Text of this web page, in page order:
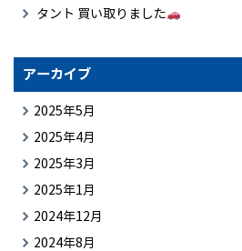
タント 買い取りました
アーカイブ
2025年5月
2025年4月
2025年3月
2025年1月
2024年12月
2024年8月